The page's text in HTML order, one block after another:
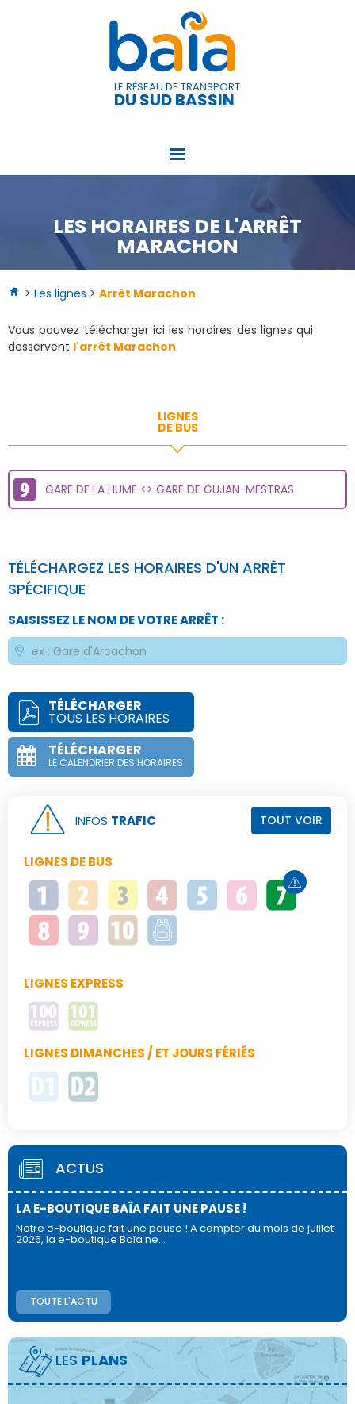
LE RÉSEAU DE TRANSPORT
DU SUD BASSIN
LES HORAIRES DE L'ARRÊT
MARACHON
> Les lignes > Arrêt Marachon
Vous pouvez télécharger ici les horaires des lignes qui
desservent l'arrêt Marachon.
LIGNES
DE BUS
GARE DE LA HUME <> GARE DE GUJAN-MESTRAS
TÉLÉCHARGEZ LES HORAIRES D'UN ARRÊT
SPÉCIFIQUE
SAISISSEZ LE NOM DE VOTRE ARRÊT :
TÉLÉCHARGER
TOUS LES HORAIRES
TÉLÉCHARGER
LE CALENDRIER DES HORAIRES
INFOS TRAFIC TOUT VOIR
LIGNES DE BUS
LIGNES EXPRESS
LIGNES DIMANCHES / ET JOURS FÉRIÉS
ACTUS
LA E-BOUTIQUE BAÏA FAIT UNE PAUSE !
Notre e-boutique fait une pause ! A compter du mois de juillet
2026, la e-boutique Baïa ne…
TOUTE L'ACTU
LES PLANS